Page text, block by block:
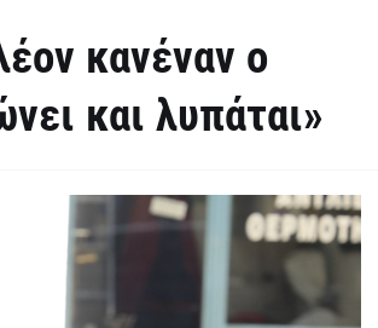
κανέναν ο
και λυπάται»